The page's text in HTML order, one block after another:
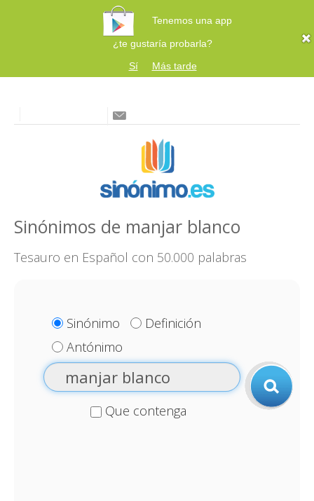
Tenemos una app
¿te gustaría probarla?
Sí
Más tarde
Sinónimos de manjar blanco
Tesauro en Español con 50.000 palabras
Sinónimo
Definición
Antónimo
Que contenga